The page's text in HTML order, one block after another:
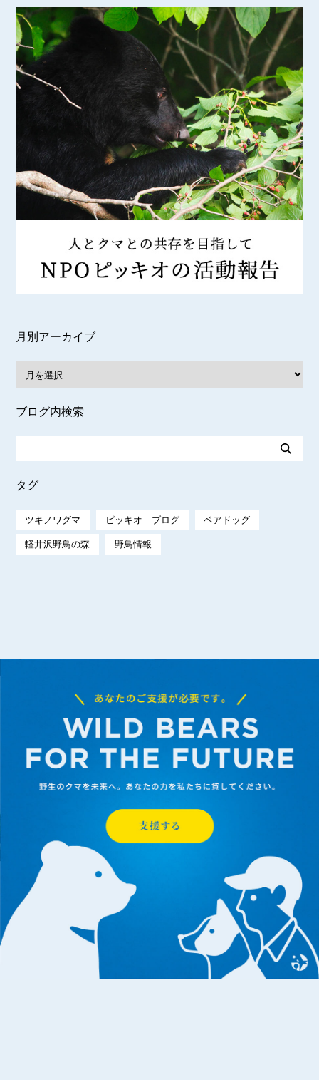
月別アーカイブ
ブログ内検索
タグ
ツキノワグマ ピッキオ ブログ ベアドッグ
軽井沢野鳥の森 野鳥情報